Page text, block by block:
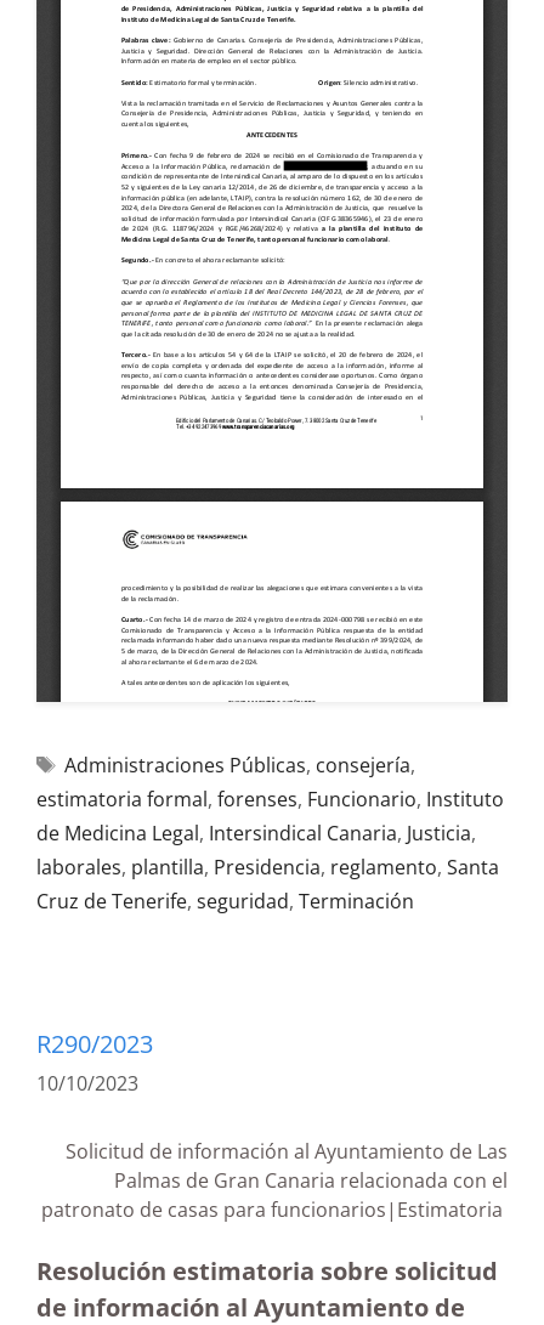
Administraciones Públicas, consejería,
estimatoria formal, forenses, Funcionario, Instituto
de Medicina Legal, Intersindical Canaria, Justicia,
laborales, plantilla, Presidencia, reglamento, Santa
Cruz de Tenerife, seguridad, Terminación
R290/2023
10/10/2023
Solicitud de información al Ayuntamiento de Las
Palmas de Gran Canaria relacionada con el
patronato de casas para funcionarios|Estimatoria
Resolución estimatoria sobre solicitud
de información al Ayuntamiento de